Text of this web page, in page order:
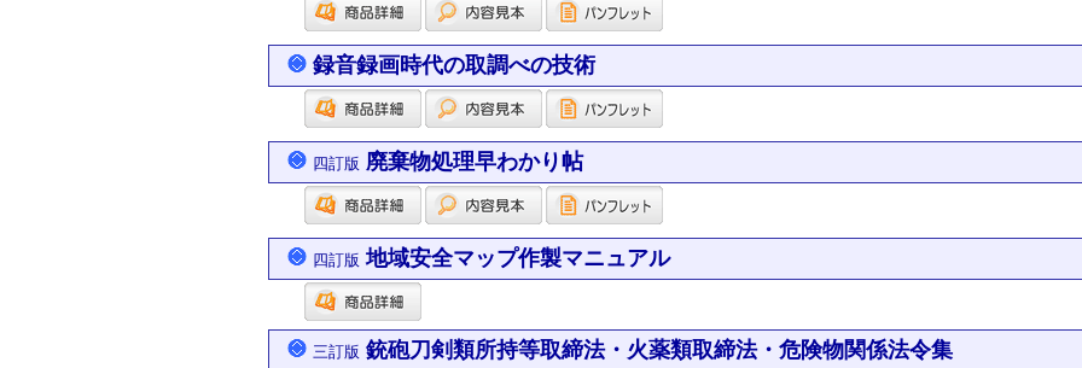
録音録画時代の取調べの技術
四訂版 廃棄物処理早わかり帖
四訂版 地域安全マップ作製マニュアル
三訂版 銃砲刀剣類所持等取締法・火薬類取締法・危険物関係法令集